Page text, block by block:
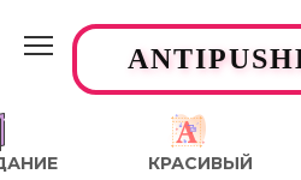
содержанию
КРАСИВЫЙ